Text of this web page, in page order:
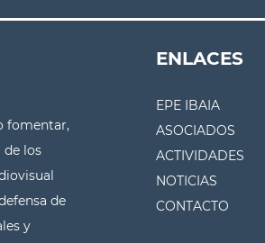
fomentar,
de los
de
y
ENLACES
EPE IBAIA
ASOCIADOS
ACTIVIDADES
NOTICIAS
CONTACTO